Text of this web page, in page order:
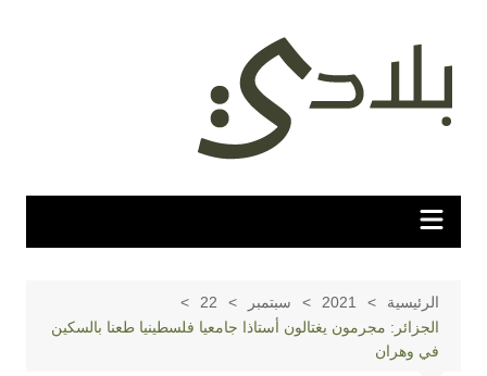
المحتوى
الرئيسية 2021 سبتمبر
22
الجزائر: مجرمون يغتالون أستاذا جامعيا فلسطينيا طعنا بالسكين
في وهران